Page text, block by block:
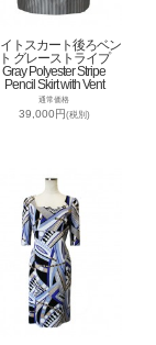
トスカート後ろベン
ト グレーストライプ
Gray Polyester Stripe
Pencil Skirt with Vent
通常価格
39,000円(税別)